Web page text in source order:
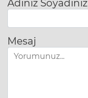
Adınız Soyadınız
Mesaj